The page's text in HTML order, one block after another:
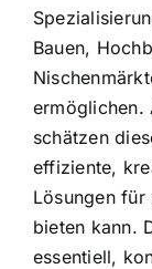
Bauen,
ermöglichen.
schätzen
effiziente,
Lösungen
bieten kann.
essentiell,